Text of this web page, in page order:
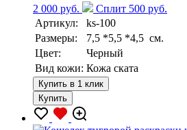
2 000 руб.
Сплит 500 руб.
Артикул:
ks-100
Размеры:
7,5 *5,5 *4,5 см.
Цвет:
Черный
Вид кожи: Кожа ската
Купить в 1 клик
Купить